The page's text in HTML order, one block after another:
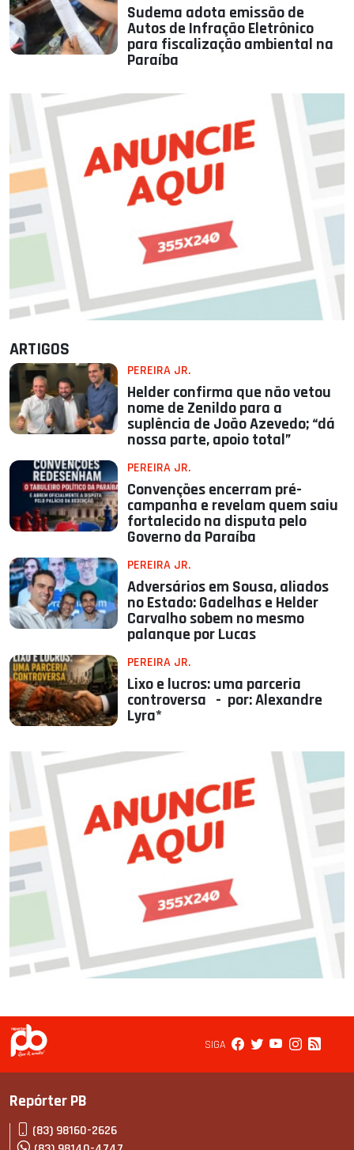
Sudema adota emissão de
Autos de Infração Eletrônico
para fiscalização ambiental na
Paraíba
ARTIGOS
PEREIRA JR.
Helder confirma que não vetou
nome de Zenildo para a
suplência de João Azevedo; “dá
nossa parte, apoio total”
PEREIRA JR.
Convenções encerram pré-
campanha e revelam quem saiu
fortalecido na disputa pelo
Governo da Paraíba
PEREIRA JR.
Adversários em Sousa, aliados
no Estado: Gadelhas e Helder
Carvalho sobem no mesmo
palanque por Lucas
PEREIRA JR.
Lixo e lucros: uma parceria
controversa - por: Alexandre
Lyra*
SIGA
Repórter PB
(83) 98160-2626